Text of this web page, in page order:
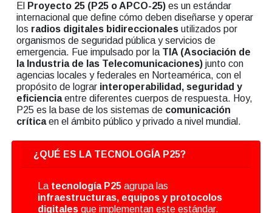
El Proyecto 25 (P25 o APCO-25) es un estándar
internacional que define cómo deben diseñarse y operar
los radios digitales bidireccionales utilizados por
organismos de seguridad pública y servicios de
emergencia. Fue impulsado por la TIA (Asociación de
la Industria de las Telecomunicaciones) junto con
agencias locales y federales en Norteamérica, con el
propósito de lograr interoperabilidad, seguridad y
eficienciaentre diferentes cuerpos de respuesta. Hoy,
P25 es la base de los sistemas de comunicación
críticaen el ámbito público y privado a nivel mundial.
¿QUÉ ES LA TECNOLOGÍA P25?
La tecnología P25agrupa las
infraestructuras, equipos y protocolos
digitalesque implementan este estándar.